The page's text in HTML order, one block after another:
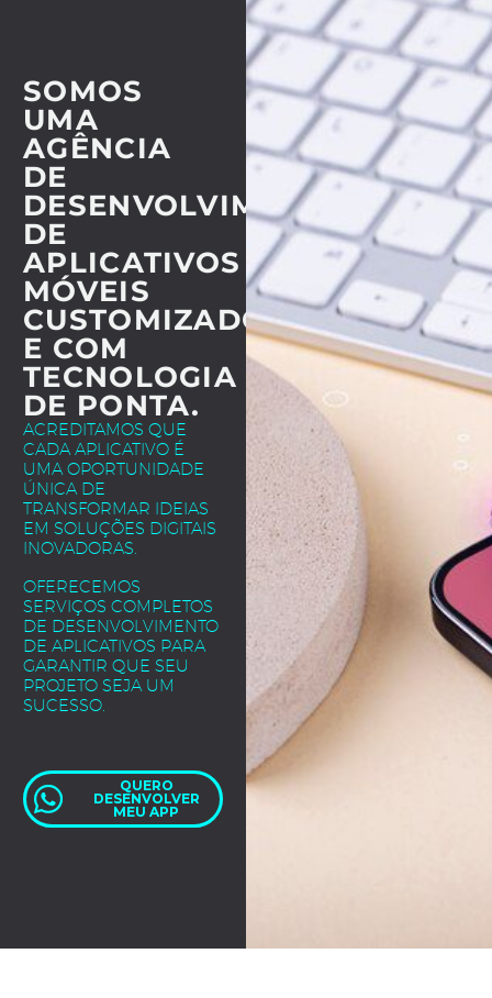
SOMOS
UMA
AGÊNCIA
DE
DESENVOLVIMENTO
DE
APLICATIVOS
MÓVEIS
CUSTOMIZADOS
E COM
TECNOLOGIA
DE PONTA.
ACREDITAMOS QUE
CADA APLICATIVO É
UMA OPORTUNIDADE
ÚNICA DE
TRANSFORMAR IDEIAS
EM SOLUÇÕES DIGITAIS
INOVADORAS.
OFERECEMOS
SERVIÇOS COMPLETOS
DE DESENVOLVIMENTO
DE APLICATIVOS PARA
GARANTIR QUE SEU
PROJETO SEJA UM
SUCESSO.
QUERO
DESENVOLVER
MEU APP